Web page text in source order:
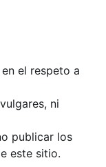
el respeto a
ni
publicar los
este sitio.